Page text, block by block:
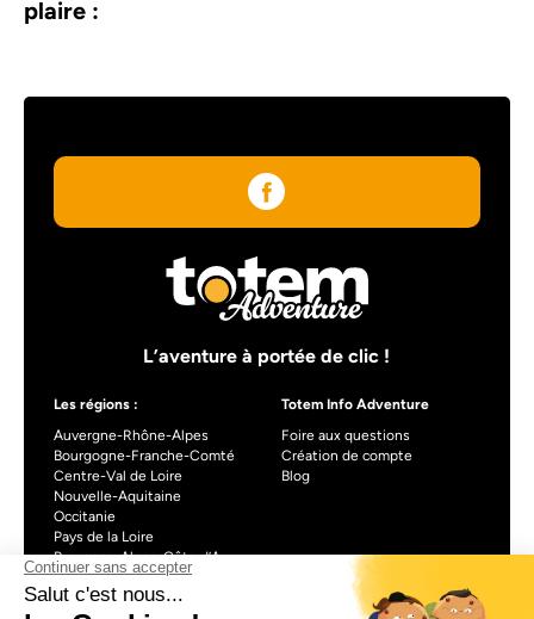
plaire :
L’aventure à portée de clic !
Les régions :
Auvergne-Rhône-Alpes
Bourgogne-Franche-Comté
Centre-Val de Loire
Nouvelle-Aquitaine
Occitanie
Pays de la Loire
Provence-Alpes-Côte d’Azur
Totem Info Adventure
Foire aux questions
Création de compte
Blog